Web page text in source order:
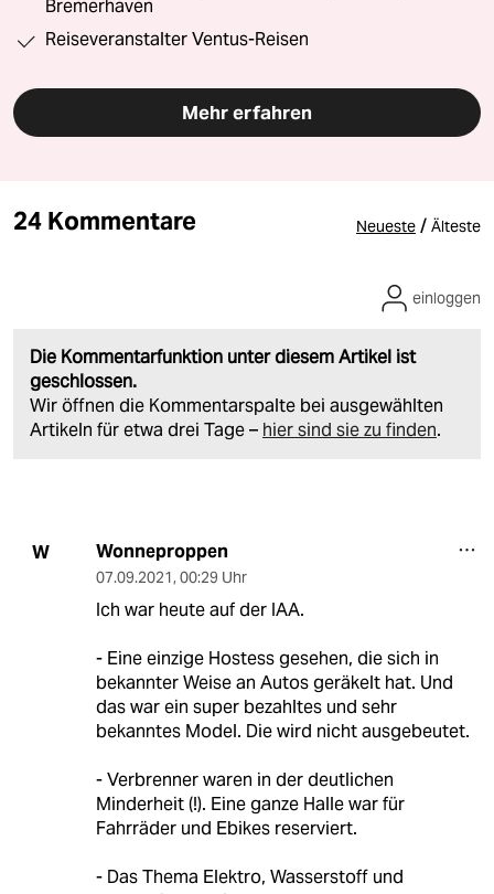
Bremerhaven
Reiseveranstalter Ventus-Reisen
Mehr erfahren
24 Kommentare Neueste / Älteste
Die Kommentarfunktion unter diesem Artikel ist
geschlossen.
Wir öffnen die Kommentarspalte bei ausgewählten
Artikeln für etwa drei Tage – hier sind sie zu finden.
einloggen
W Wonneproppen
07.09.2021, 00:29 Uhr
Ich war heute auf der IAA.
- Eine einzige Hostess gesehen, die sich in
bekannter Weise an Autos geräkelt hat. Und
das war ein super bezahltes und sehr
bekanntes Model. Die wird nicht ausgebeutet.
- Verbrenner waren in der deutlichen
Minderheit (!). Eine ganze Halle war für
Fahrräder und Ebikes reserviert.
- Das Thema Elektro, Wasserstoff und